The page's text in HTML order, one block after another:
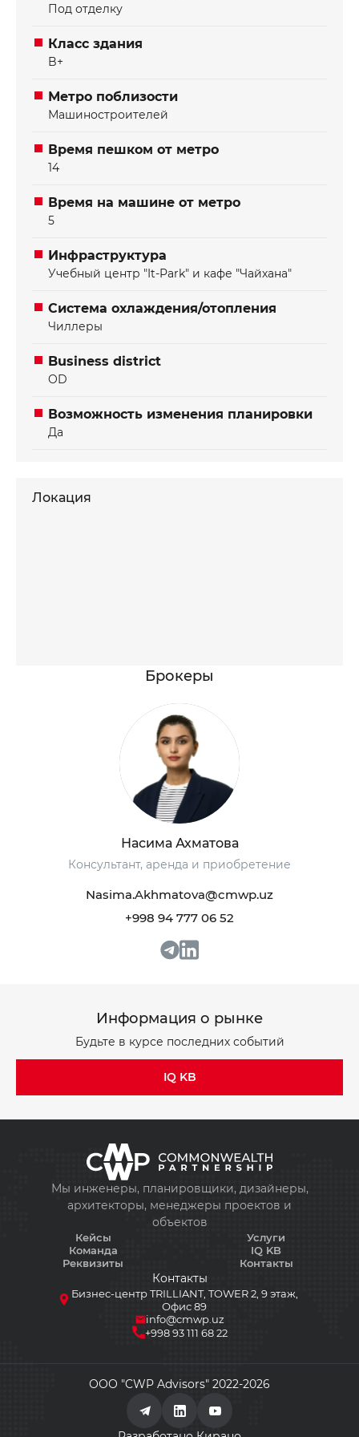
Под отделку
Класс здания
B+
Метро поблизости
Машиностроителей
Время пешком от метро
14
Время на машине от метро
5
Инфраструктура
Учебный центр "It-Park" и кафе "Чайхана"
Система охлаждения/отопления
Чиллеры
Business district
OD
Возможность изменения планировки
Да
Локация
Брокеры
Насима Ахматова
Консультант, аренда и приобретение
Nasima.Akhmatova@cmwp.uz
+998 94 777 06 52
Информация о рынке
Будьте в курсе последних событий
IQ KB
info@cmwp.uz
Бизнес-центр TRILLIANT, TOWER 2, 9 этаж,
info@cmwp.uz
Бизнес-центр TRILLIANT, TOWER 2, 9 этаж,
Мы инженеры, планировщики, дизайнеры,
архитекторы, менеджеры проектов и
объектов
Кейсы
Команда
Реквизиты
Услуги
IQ KB
Контакты
Контакты
Бизнес-центр TRILLIANT, TOWER 2, 9 этаж,
Офис 89
info@cmwp.uz
+998 93 111 68 22
ООО "CWP Advisors" 2022-2026